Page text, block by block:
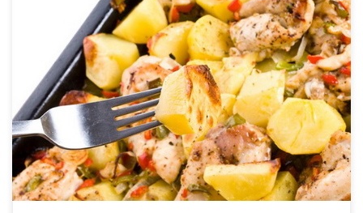
Є продукти, які ми охоче споживаємо, бо смачні. Та варто буди
обачними: не всі улюблені страви можна їсти щоденно. Від
деяких більше шкоди, ніж користі. Фахівці American Institute for
Cancer Research (Американського інституту дослідження раку)
склали список харчів, які не варто їсти щодня. М’ясо очолило
цей рейтинг. Котлети, гуляш, рагу, […]